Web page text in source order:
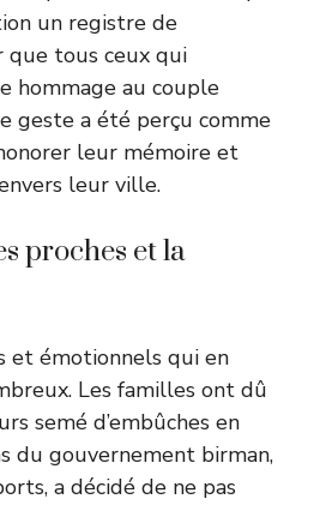
un registre de
que tous ceux qui
hommage au couple
geste a été perçu comme
leur mémoire et
leur ville.
proches et la
et émotionnels qui en
Les familles ont dû
semé d’embûches en
du gouvernement birman,
a décidé de ne pas